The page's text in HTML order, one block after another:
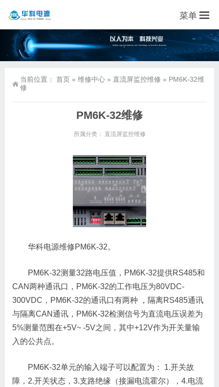
菜单
当前位置： 首页 » 维修中心 » 直流屏监控维修 » PM6K-32维
修
PM6K-32维修
所属分类： 直流屏监控维修
华科电源维修PM6K-32。
PM6K-32测量32路电压值，PM6K-32提供RS485和
CAN两种通讯口，PM6K-32的工作电压为80VDC-
300VDC，PM6K-32的通讯口有两种 ，隔离RS485通讯
与隔离CAN通讯，PM6K-32检测信号为直流电压误差为
5%测量范围在+5V~ -5V之间，其中+12V作为开关量输
入的公共点。
PM6K-32单元的输入端子可以配置为： 1.开关故
障，2.开关状态，3.支路绝缘（接漏电流霍尔），4.电流